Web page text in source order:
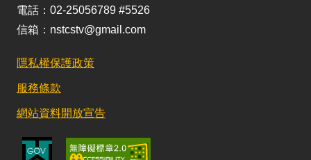
電話：02-25056789 #5526
信箱：nstcstv@gmail.com
隱私權保護政策
服務條款
網站資料開放宣告